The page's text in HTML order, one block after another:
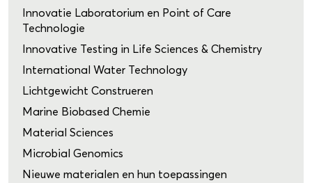
Innovatie Laboratorium en Point of Care
Technologie
Innovative Testing in Life Sciences & Chemistry
International Water Technology
Lichtgewicht Construeren
Marine Biobased Chemie
Material Sciences
Microbial Genomics
Nieuwe materialen en hun toepassingen